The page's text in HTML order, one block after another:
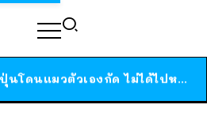
ได้เวลาเด็กหนวดรวมตัว RF Online Next เปิดให้เล่นแล้ว เกม Sci-Fi MMORPG ระดับตำนาน เล่นได้ทั้งมือถือและ PC